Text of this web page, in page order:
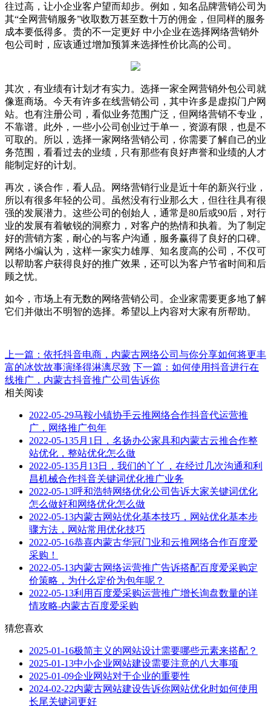
往过高，让小企业客户望而却步。例如，知名品牌营销公司为
其“全网营销服务”收取数万甚至数十万的佣金，但同样的服务
成本要低得多。贵的不一定更好 中小企业在选择网络营销外
包公司时，应该通过增加预算来选择性价比高的公司。
其次，有业绩有计划才有实力。选择一家全网营销外包公司就
像逛商场。今天有许多在线营销公司，其中许多是虚拟门户网
站。也有注册公司，看似业务范围广泛，但网络营销不专业，
不靠谱。此外，一些小公司创业过于单一，资源有限，也是不
可取的。所以，选择一家网络营销公司，你需要了解自己的业
务范围，看看过去的业绩，只有那些有良好声誉和业绩的人才
能制定好的计划。
再次，谈合作，看人品。网络营销行业是近十年的新兴行业，
所以有很多年轻的公司。虽然没有行业那么大，但往往具有很
强的发展潜力。这些公司的创始人，通常是80后或90后，对行
业的发展有着敏锐的洞察力，对客户的热情和执着。为了制定
好的营销方案，耐心的与客户沟通，服务赢得了良好的口碑。
网络小编认为，这样一家实力雄厚、知名度高的公司，不仅可
以帮助客户获得良好的推广效果，还可以为客户节省时间和后
顾之忧。
如今，市场上有无数的网络营销公司。企业家需要更多地了解
它们并做出不明智的选择。希望以上内容对大家有所帮助。
上一篇：​依托抖音电商，内蒙古网络公司与你分享如何将更丰
富的冰饮故事演绎得淋漓尽致 下一篇：​如何使用抖音进行在
线推广，内蒙古抖音推广公司告诉你
相关阅读
2022-05-29马鞍小镇协手云推网络合作抖音代运营推
广，网络推广包年
2022-05-135月1日，名扬办公家具和内蒙古云推合作整
站优化，整站优化怎么做
2022-05-135月13日，我们的丫丫，在经过几次沟通和利
昌机械合作抖音关键词优化推广业务
2022-05-13呼和浩特网络优化公司告诉大家关键词优化
怎么做好和网络优化怎么做
2022-05-13内蒙古网站优化基本技巧，网站优化基本步
骤方法，网站常用优化技巧
2022-05-16恭喜内蒙古华冠门业和云推网络合作百度爱
采购！
2022-05-13内蒙古网络运营推广告诉搭配百度爱采购定
价策略，为什么定价为包年呢？
2022-05-13利用百度爱采购运营推广增长询盘数量的详
情攻略-内蒙古百度爱采购
猜您喜欢
2025-01-16极简主义的网站设计需要哪些元素来搭配？
2025-01-13中小企业网站建设需要注意的八大事项
2025-01-09企业网站对于企业的重要性
2024-02-22内蒙古网站建设告诉你网站优化时如何使用
长尾关键词更好